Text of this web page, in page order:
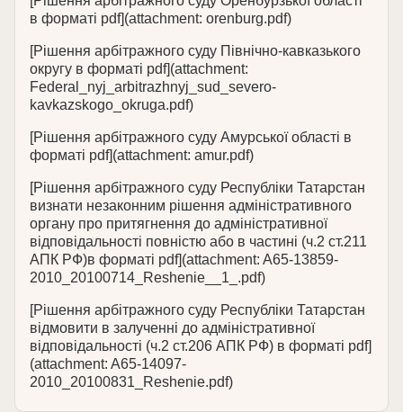
в форматі pdf](attachment: orenburg.pdf)
[Рішення арбітражного суду Північно-кавказького
округу в форматі pdf](attachment:
Federal_nyj_arbitrazhnyj_sud_severo-
kavkazskogo_okruga.pdf)
[Рішення арбітражного суду Амурської області в
форматі pdf](attachment: amur.pdf)
[Рішення арбітражного суду Республіки Татарстан
визнати незаконним рішення адміністративного
органу про притягнення до адміністративної
відповідальності повністю або в частині (ч.2 ст.211
АПК РФ)в форматі pdf](attachment: A65-13859-
2010_20100714_Reshenie__1_.pdf)
[Рішення арбітражного суду Республіки Татарстан
відмовити в залученні до адміністративної
відповідальності (ч.2 ст.206 АПК РФ) в форматі pdf]
(attachment: A65-14097-
2010_20100831_Reshenie.pdf)